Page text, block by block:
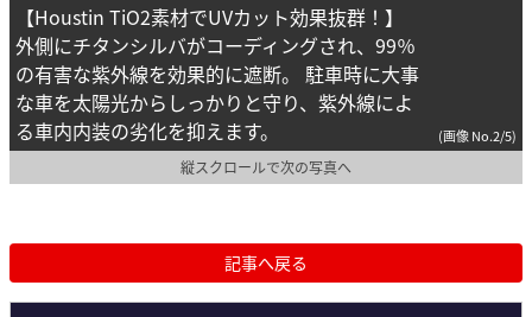
【Houstin TiO2素材でUVカット効果抜群！】
外側にチタンシルバがコーディングされ、99％
の有害な紫外線を効果的に遮断。 駐車時に大事
な車を太陽光からしっかりと守り、紫外線によ
る車内内装の劣化を抑えます。
(画像 No.2/5)
縦スクロールで次の写真へ
記事へ戻る